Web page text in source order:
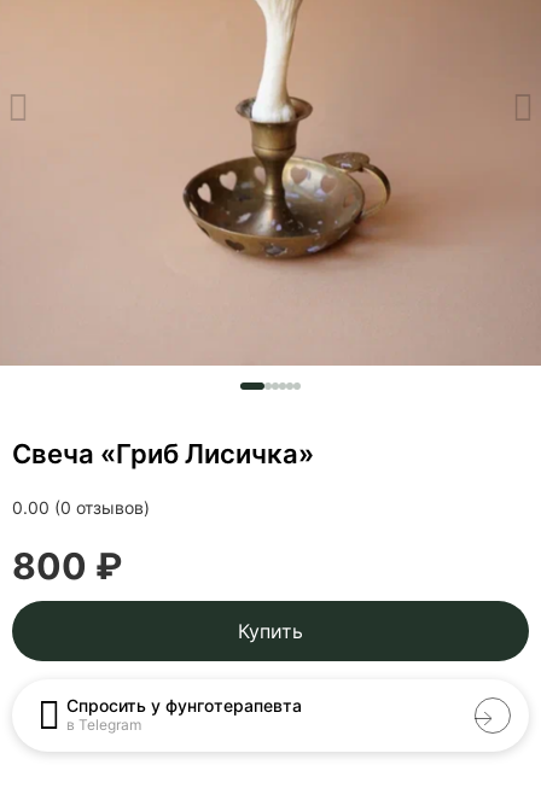
0.00 (0 отзывов)
Свеча «Гриб Лисичка»
800 ₽
Купить
Спросить у фунготерапевта
в Telegram